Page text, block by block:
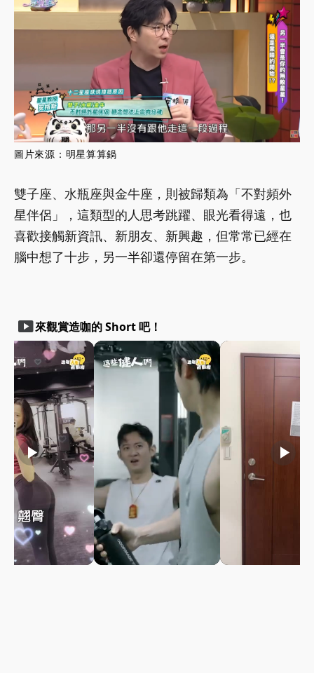
圖 片來源： 明星算算鍋
雙子座、水瓶座與金牛座，則被歸類為「不對頻外
星伴侶」，這類型的人思考跳躍、眼光看得遠，也
喜歡接觸新資訊、新朋友、新興趣，但常常已經在
腦中想了十步，另一半卻還停留在第一步。
smart_display來觀賞造咖的 Short 吧！
play_arrow play_arrow play_arrow